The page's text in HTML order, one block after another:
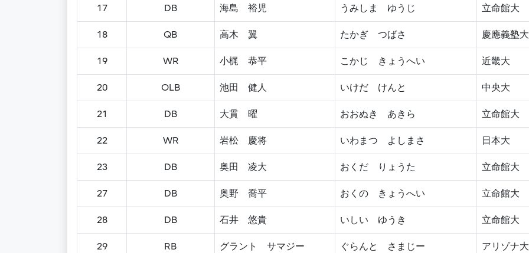
17 DB 海島 裕児 うみしま ゆうじ 立命館大
18 QB 高木 翼 たかぎ つばさ 慶應義塾大
19 WR 小梶 恭平 こかじ きょうへい 近畿大
20 OLB 池田 健人 いけだ けんと 中央大
21 DB 大貫 曜 おおぬき あきら 立命館大
22 WR 岩松 慶将 いわまつ よしまさ 日本大
23 DB 奥田 凌大 おくだ りょうた 立命館大
27 DB 奥野 喬平 おくの きょうへい 立命館大
28 DB 石井 悠貴 いしい ゆうき 立命館大
29 RB グラント サマジー ぐらんと さまじー アリゾナ大